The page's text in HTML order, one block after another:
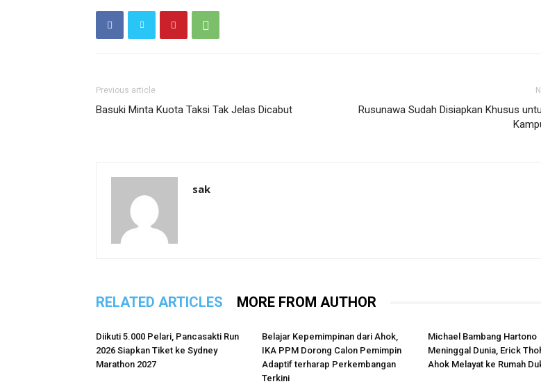
Previous article
Basuki Minta Kuota Taksi Tak Jelas Dicabut
Rusunawa Sudah Disiapkan Khusus
sak
RELATED ARTICLES MORE FROM AUTHOR
Diikuti 5.000 Pelari, Pancasakti Run
2026 Siapkan Tiket ke Sydney
Marathon 2027
Belajar Kepemimpinan dari Ahok,
IKA PPM Dorong Calon Pemimpin
Adaptif terharap Perkembangan
Terkini
Michael Bambang Hartono
Meninggal Dunia, Erick
Ahok Melayat ke Rumah